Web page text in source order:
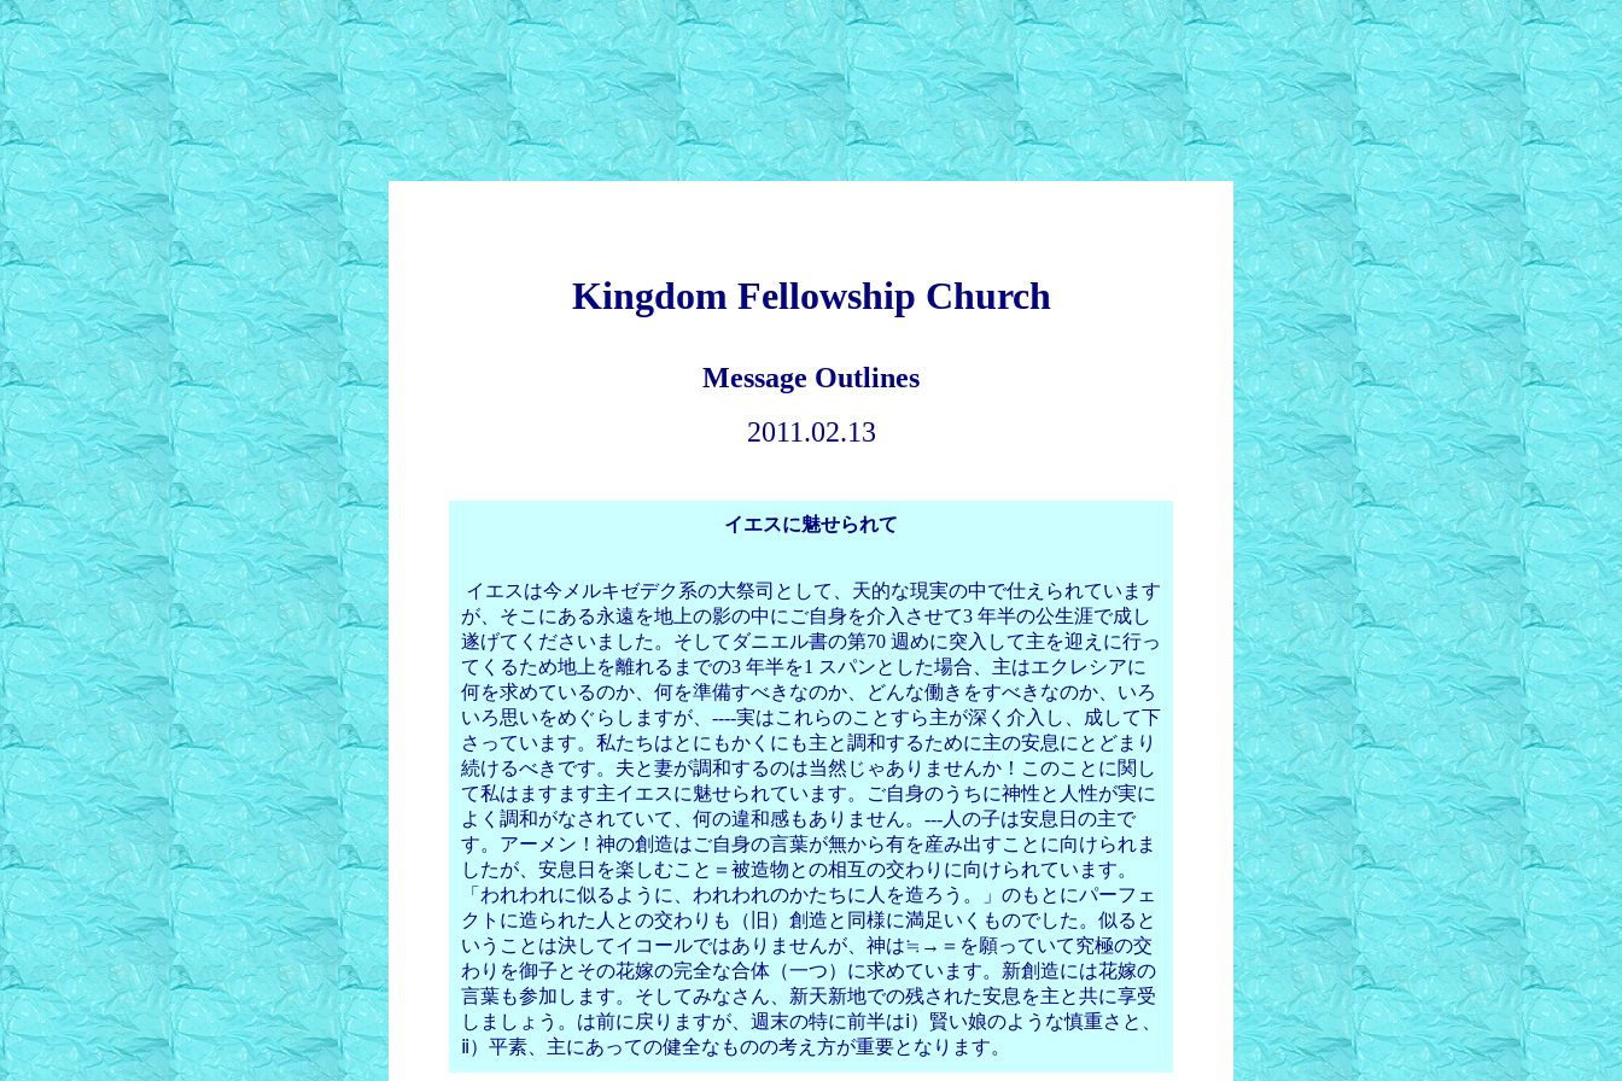
Kingdom Fellowship Church
Message Outlines
2011.02.13
イエスに魅せられて
イエスは今メルキゼデク系の大祭司として、天的な現実の中で仕えられています
が、そこにある永遠を地上の影の中にご自身を介入させて3 年半の公生涯で成し
遂げてくださいました。そしてダニエル書の第70 週めに突入して主を迎えに行っ
てくるため地上を離れるまでの3 年半を1 スパンとした場合、主はエクレシアに
何を求めているのか、何を準備すべきなのか、どんな働きをすべきなのか、いろ
いろ思いをめぐらしますが、----実はこれらのことすら主が深く介入し、成して下
さっています。私たちはとにもかくにも主と調和するために主の安息にとどまり
続けるべきです。夫と妻が調和するのは当然じゃありませんか！このことに関し
て私はますます主イエスに魅せられています。ご自身のうちに神性と人性が実に
よく調和がなされていて、何の違和感もありません。---人の子は安息日の主で
す。アーメン！神の創造はご自身の言葉が無から有を産み出すことに向けられま
したが、安息日を楽しむこと＝被造物との相互の交わりに向けられています。
「われわれに似るように、われわれのかたちに人を造ろう。」のもとにパーフェ
クトに造られた人との交わりも（旧）創造と同様に満足いくものでした。似ると
いうことは決してイコールではありませんが、神は≒→＝を願っていて究極の交
わりを御子とその花嫁の完全な合体（一つ）に求めています。新創造には花嫁の
言葉も参加します。そしてみなさん、新天新地での残された安息を主と共に享受
しましょう。は前に戻りますが、週末の特に前半はⅰ）賢い娘のような慎重さと、
ⅱ）平素、主にあっての健全なものの考え方が重要となります。